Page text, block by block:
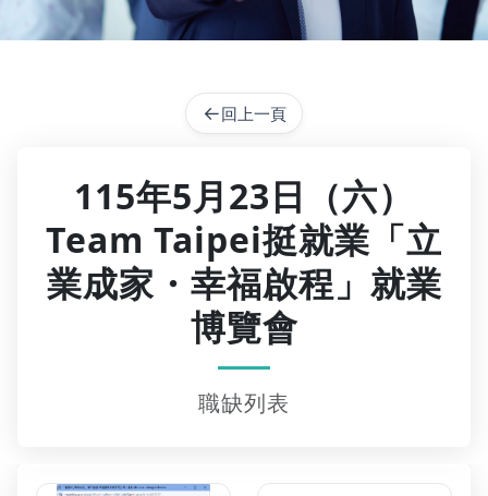
←回上一頁
115年5月23日（六）
Team Taipei挺就業「立
業成家・幸福啟程」就業
博覽會
職缺列表